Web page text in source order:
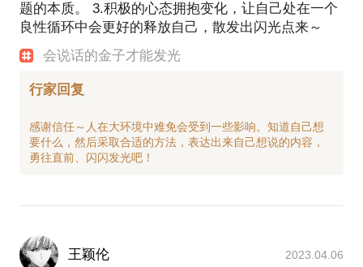
题的本质。 3.积极的心态拥抱变化，让自己处在一个
良性循环中会更好的释放自己，散发出闪光点来～
会说话的金子才能发光
行家回复
感谢信任～人在大环境中难免会受到一些影响。知道自己想
要什么，然后采取合适的方法，表达出来自己想说的内容，
王颖伦 2023.04.06